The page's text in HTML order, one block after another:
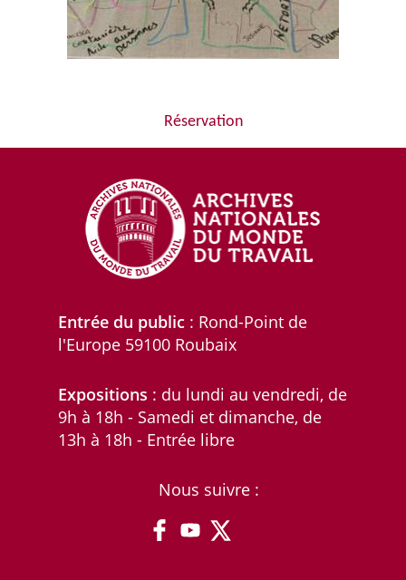
Réservation
Entrée du public : Rond-Point de
l'Europe 59100 Roubaix
Expositions : du lundi au vendredi, de
9h à 18h - Samedi et dimanche, de
13h à 18h - Entrée libre
Nous suivre :